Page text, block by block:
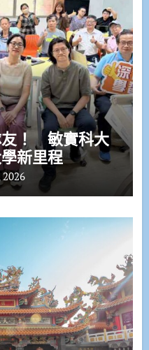
友！ 敏實科大
新里程
2026